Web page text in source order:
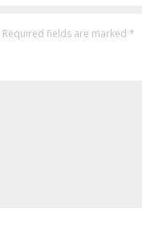
Required fields are marked *